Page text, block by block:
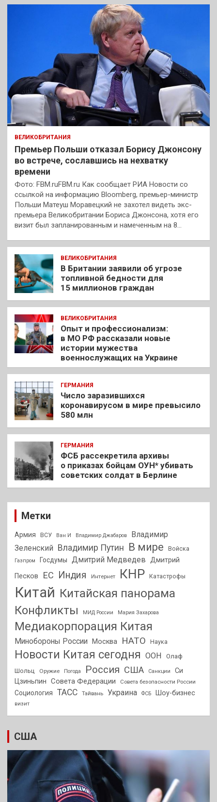
ВЕЛИКОБРИТАНИЯ
Премьер Польши отказал Борису Джонсону
во встрече, сославшись на нехватку
времени
Фото: FBM.ruFBM.ru Как сообщает РИА Новости со
ссылкой на информацию Bloomberg, премьер-министр
Польши Матеуш Моравецкий не захотел видеть экс-
премьера Великобритании Бориса Джонсона, хотя его
визит был запланированным и намеченным на 8…
ВЕЛИКОБРИТАНИЯ
В Британии заявили об угрозе
топливной бедности для
15 миллионов граждан
ВЕЛИКОБРИТАНИЯ
Опыт и профессионализм:
в МО РФ рассказали новые
истории мужества
военнослужащих на Украине
ГЕРМАНИЯ
Число заразившихся
коронавирусом в мире превысило
580 млн
ГЕРМАНИЯ
ФСБ рассекретила архивы
о приказах бойцам ОУН* убивать
советских солдат в Берлине
Метки
Армия ВСУ Ван И Владимир Джабаров
Владимир
Зеленский
Владимир Путин В мире Войска
Газпром Госдумы Дмитрий Медведев Дмитрий
Песков
ЕС Индия Интернет КНР Катастрофы
Китай Китайская панорама
Конфликты
МИД России Мария Захарова
Медиакорпорация Китая
Минобороны России Москва НАТО Наука
Новости Китая сегодня ООН
Олаф
Шольц
Оружие Погода Россия США Санкции
Си
Цзиньпин Совета Федерации Совета безопасности России
Социология ТАСС Тайвань Украина ФСБ Шоу-бизнес
визит
США